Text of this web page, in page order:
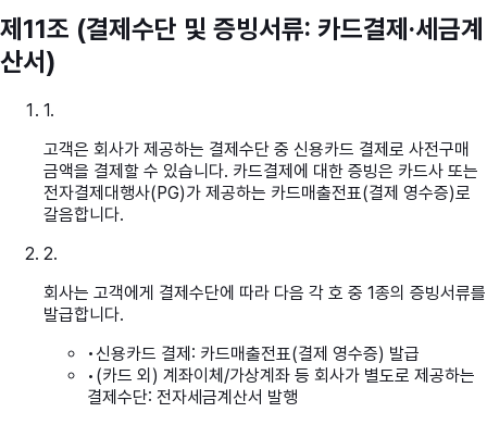
제11조 (결제수단 및 증빙서류: 카드결제·세금계
산서)
1.
고객은 회사가 제공하는 결제수단 중 신용카드 결제로 사전구매
금액을 결제할 수 있습니다. 카드결제에 대한 증빙은 카드사 또는
전자결제대행사(PG)가 제공하는 카드매출전표(결제 영수증)로
갈음합니다.
2.
회사는 고객에게 결제수단에 따라 다음 각 호 중 1종의 증빙서류를
발급합니다.
•신용카드 결제: 카드매출전표(결제 영수증) 발급
• (카드 외) 계좌이체/가상계좌 등 회사가 별도로 제공하는
결제수단: 전자세금계산서 발행